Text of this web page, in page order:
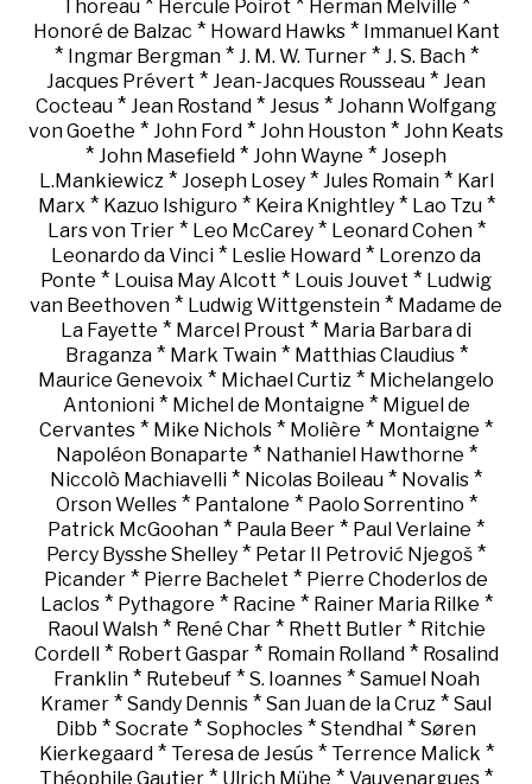
Thoreau * Hercule Poirot * Herman Melville *
Honoré de Balzac * Howard Hawks* Immanuel Kant
* Ingmar Bergman* J. M. W. Turner* J. S. Bach*
Jacques Prévert * Jean-Jacques Rousseau * Jean
Cocteau * Jean Rostand * Jesus * Johann Wolfgang
von Goethe * John Ford * John Houston * John Keats
* John Masefield * John Wayne * Joseph
L.Mankiewicz* Joseph Losey* Jules Romain* Karl
Marx * Kazuo Ishiguro * Keira Knightley* Lao Tzu*
Lars von Trier* Leo McCarey* Leonard Cohen*
Leonardo da Vinci * Leslie Howard * Lorenzo da
Ponte * Louisa May Alcott * Louis Jouvet * Ludwig
van Beethoven * Ludwig Wittgenstein * Madame de
La Fayette * Marcel Proust * Maria Barbara di
Braganza* Mark Twain* Matthias Claudius*
Maurice Genevoix * Michael Curtiz * Michelangelo
Antonioni* Michel de Montaigne * Miguel de
Cervantes * Mike Nichols * Molière * Montaigne *
Napoléon Bonaparte * Nathaniel Hawthorne *
Niccolò Machiavelli * Nicolas Boileau * Novalis *
Orson Welles* Pantalone * Paolo Sorrentino *
Patrick McGoohan * Paula Beer * Paul Verlaine *
Percy Bysshe Shelley * Petar II Petrović Njegoš *
Picander * Pierre Bachelet * Pierre Choderlos de
Laclos* Pythagore * Racine * Rainer Maria Rilke *
Raoul Walsh* René Char* Rhett Butler* Ritchie
Cordell * Robert Gaspar* Romain Rolland* Rosalind
Franklin* Rutebeuf* S. Ioannes* Samuel Noah
Kramer * Sandy Dennis * San Juan de la Cruz * Saul
Dibb * Socrate * Sophocles * Stendhal * Søren
Kierkegaard* Teresa de Jesús* Terrence Malick *
Théophile Gautier * Ulrich Mühe * Vauvenargues *